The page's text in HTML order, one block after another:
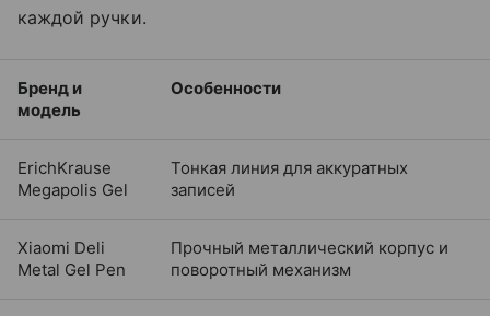
каждой ручки.
Бренд и
модель
Особенности
ErichKrause
Megapolis Gel
Тонкая линия для аккуратных
записей
Xiaomi Deli
Metal Gel Pen
Прочный металлический корпус и
поворотный механизм